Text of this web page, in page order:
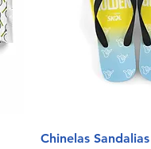
Chinelas